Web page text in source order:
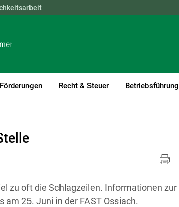
NÖ OÖ
Förderungen Recht & Steuer Betriebsführung
zu oft die Schlagzeilen. Informationen zur
25. Juni in der FAST Ossiach.